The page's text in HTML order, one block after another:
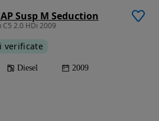
Susp M Seduction
C5 2.0 HDi 2009
verificate
Diesel 2009